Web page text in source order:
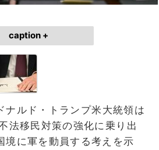
caption +
ナルド・トランプ米大統領は
法移民対策の強化に乗り出
境に軍を動員する考えを示